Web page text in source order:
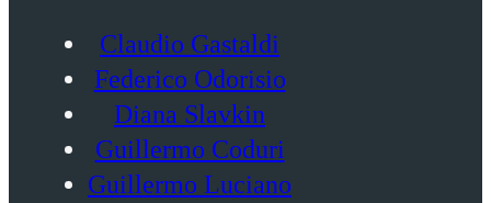
Claudio Gastaldi
Federico Odorisio
Diana Slavkin
Guillermo Coduri
Guillermo Luciano